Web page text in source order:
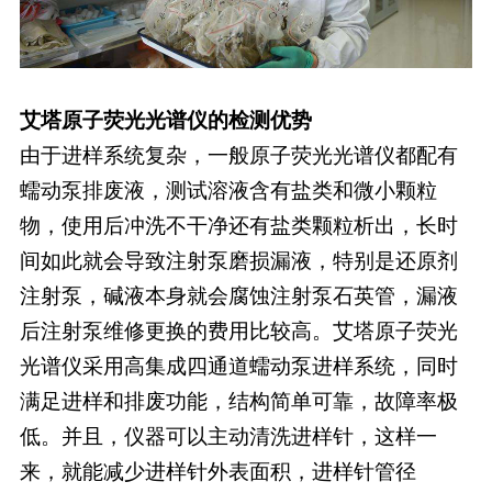
艾塔原子荧光光谱仪的检测优势
由于进样系统复杂，一般原子荧光光谱仪都配有
蠕动泵排废液，测试溶液含有盐类和微小颗粒
物，使用后冲洗不干净还有盐类颗粒析出，长时
间如此就会导致注射泵磨损漏液，特别是还原剂
注射泵，碱液本身就会腐蚀注射泵石英管，漏液
后注射泵维修更换的费用比较高。艾塔原子荧光
光谱仪采用高集成四通道蠕动泵进样系统，同时
满足进样和排废功能，结构简单可靠，故障率极
低。并且，仪器可以主动清洗进样针，这样一
来，就能减少进样针外表面积，进样针管径